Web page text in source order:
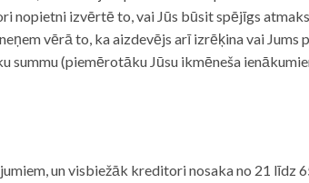
izvērtē to, vai Jūs būsit spējīgs
vērā to, ka aizdevējs arī izrēķina vai
summu (piemērotāku Jūsu ikmēneša
un visbiežāk kreditori nosaka no 21 līdz